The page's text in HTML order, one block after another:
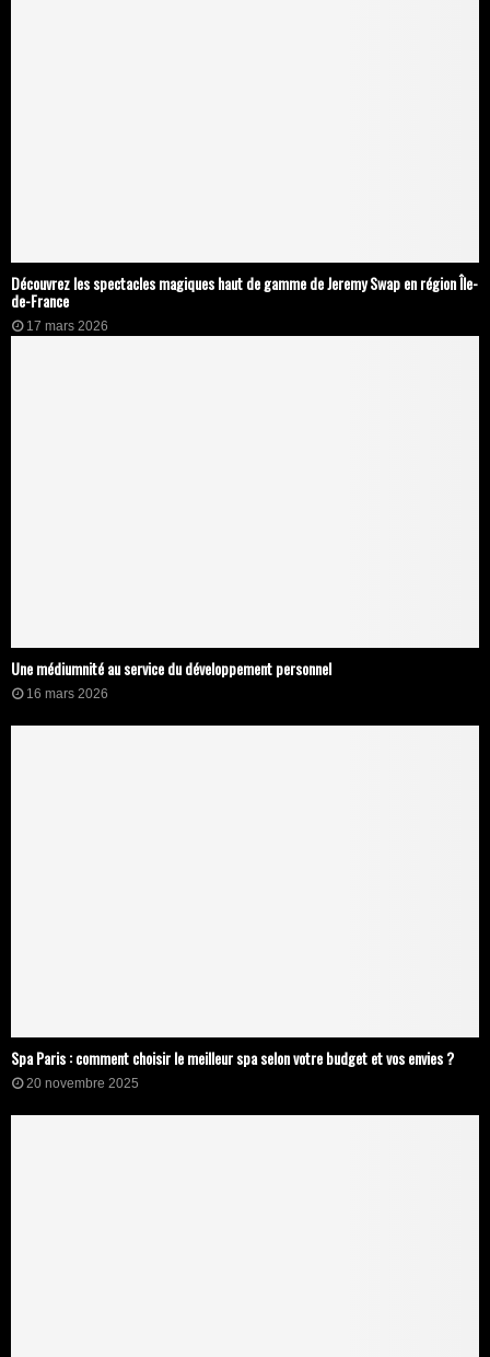
Découvrez les spectacles magiques haut de gamme de Jeremy Swap en région Île-
de-France
17 mars 2026
Une médiumnité au service du développement personnel
16 mars 2026
Spa Paris : comment choisir le meilleur spa selon votre budget et vos envies ?
20 novembre 2025